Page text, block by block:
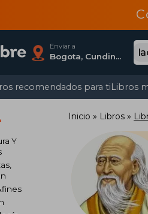
Enviar a
Bogota, Cundinamarca
recomendados para tiLibros
Inicio Libros